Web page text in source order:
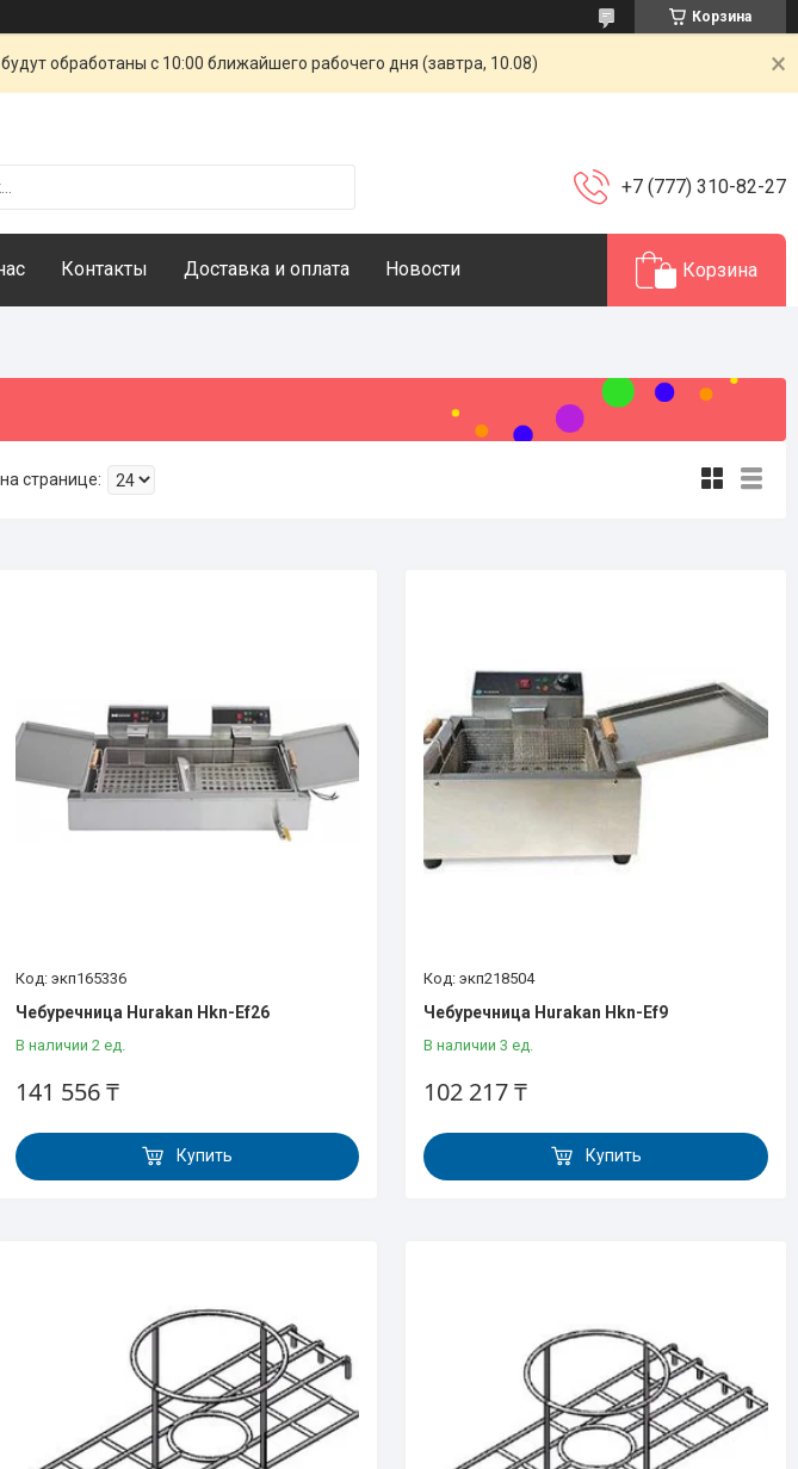
Корзина
обработаны с 10:00 ближайшего рабочего дня (завтра, 10.08)
+7 (777) 310-82-27
Контакты Доставка и оплата Новости Корзина
экп165336
Чебуречница Hurakan Hkn-Ef26
В наличии 2 ед.
141 556 ₸
Купить
экп218504
Чебуречница Hurakan Hkn-Ef9
В наличии 3 ед.
102 217 ₸
Купить